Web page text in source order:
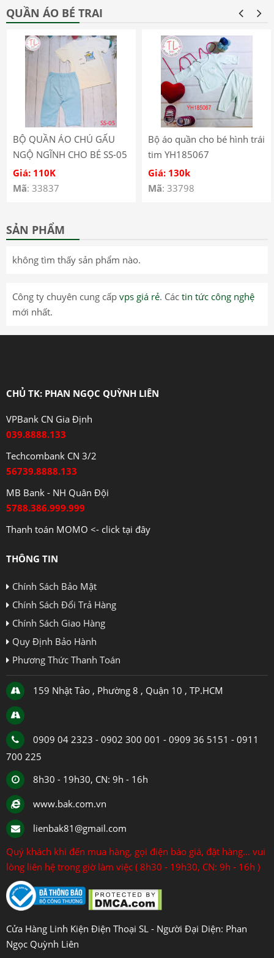
QUẦN ÁO BÉ TRAI
BỘ QUẦN ÁO CHÚ GẤU
NGỘ NGĨNH CHO BÉ SS-05
Giá: 110K
Mã: 33837
Bộ áo quần cho bé hình trái
tim YH185067
Giá: 130k
Mã: 33798
SẢN PHẨM
không tìm thấy sản phẩm nào.
Công ty chuyên cung cấp vps giá rẻ. Các tin tức công nghệ
mới nhất.
CHỦ TK: PHAN NGỌC QUỲNH LIÊN
VPBank CN Gia Định
039.8888.133
Techcombank CN 3/2
56739.8888.133
MB Bank - NH Quân Đội
5788.386.999.999
Thanh toán MOMO <- click tại đây
THÔNG TIN
Chính Sách Bảo Mật
Chính Sách Đổi Trả Hàng
Chính Sách Giao Hàng
Quy Định Bảo Hành
Phương Thức Thanh Toán
159 Nhật Tảo , Phường 8 , Quận 10 , TP.HCM
0909 04 2323 - 0902 300 001 - 0909 36 5151 - 0911
700 225
8h30 - 19h30, CN: 9h - 16h
www.bak.com.vn
lienbak81@gmail.com
Quý khách khi đến mua hàng, gọi điện báo giá, đặt hàng... vui
lòng liên hệ trong giờ làm việc ( 8h30 - 19h30, CN: 9h - 16h )
Cửa Hàng Linh Kiện Điện Thoại SL - Người Đại Diện: Phan
Ngọc Quỳnh Liên